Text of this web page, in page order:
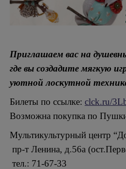
Приглашаем вас на
где вы создадите мягкую
уютной лоскутной
Билеты по ссылке: clck.ru/
Возможна покупка по
Мультикультурный центр
пр-т Ленина, д.56а
тел.: 71-67-33